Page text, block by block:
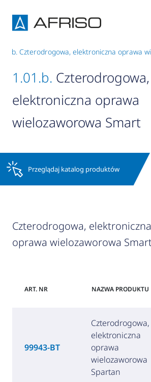
Czterodrogowa, elektroniczna oprawa
1.01.b. Czterodrogowa,
elektroniczna oprawa
wielozaworowa Smart
Przeglądaj katalog produktów
Czterodrogowa, elektroniczna
oprawa wielozaworowa
ART. NR NAZWA PRODUKTU
99943-BT
Czterodrogowa,
elektroniczna
oprawa
wielozaworowa
Spartan